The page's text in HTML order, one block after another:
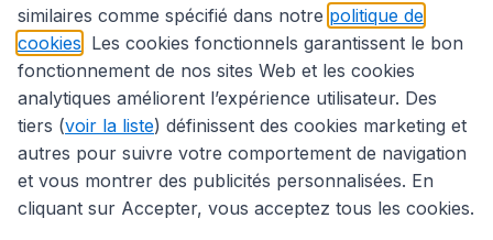
Déclaration d’accessibilité
Conditions générales
similaires comme spécifié dans notre politique de
cookies . Les cookies fonctionnels garantissent le bon
fonctionnement de nos sites Web et les cookies
analytiques améliorent l’expérience utilisateur. Des
tiers (voir la liste) définissent des cookies marketing et
autres pour suivre votre comportement de navigation
et vous montrer des publicités personnalisées. En
cliquant sur Accepter, vous acceptez tous les cookies.